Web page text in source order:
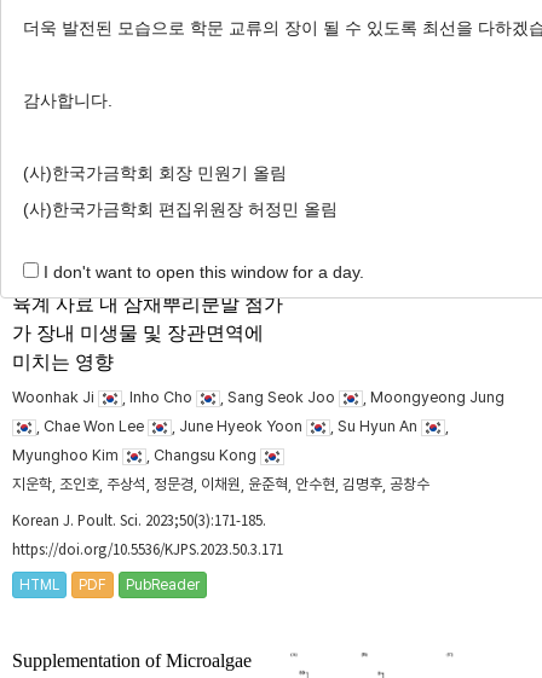
HTML PDF
Gut Microbiome and Gut Immunity
in Broiler Chickens FedAllium
to 28
육계 사료 내 삼채뿌리분말 첨가
가 장내 미생물 및 장관면역에
미치는 영향
Woonhak Ji , Inho Cho , Sang Seok Joo
, Moongyeong Jung
, Chae Won Lee
, June Hyeok Yoon , Su Hyun An
Myunghoo Kim
, Changsu Kong
지운학, 조인호, 주상석, 정문경, 이채원, 윤준혁, 안수현, 김명후, 공창수
Korean J. Poult. Sci. 2023;50(3):171-185.
https://doi.org/10.5536/KJPS.2023.50.3.171
HTML PDF PubReader
Supplementation of Microalgae
더욱 발전된 모습으로 학문 교류의 장이 될 수 있도록 최선을 다하겠
감사합니다.
(사)한국가금학회 회장 민원기 올림
(사)한국가금학회 편집위원장 허정민 올림
I don't want to open this window for a day.